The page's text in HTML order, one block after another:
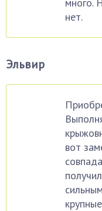
нет.
Эльвир
вот